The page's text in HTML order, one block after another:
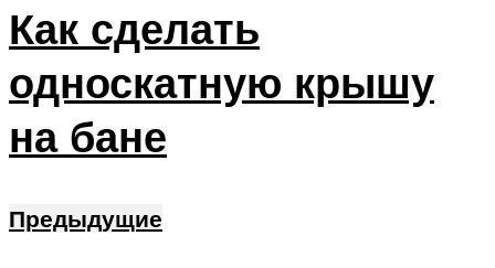
Как сделать
односкатную крышу
на бане
Предыдущие